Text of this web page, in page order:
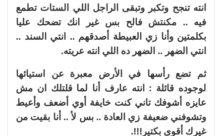
انته تنجح وتكبر وتبقى الراجل اللي الستات تطمع
فيه .. مكنتش فالح بس غير انك تضحك عليا
بكلمتين وأنا زي العبيطة أصدقهم .. انتي السند ..
انتي الضهر .. الضهر ده اللي انته عريته.
ثم تضع رأسها في الأرض معبرة عن استيائها
لوجوده قائلة : انته عارف أنا لما قلتلك ان مش
عايزه أشوفك تاني كنت خايفة أوي أضعف وأعيط
وتشوفني ضعيفة زي العادة .. بس لأ .. أنا بقيت من
غيرك أقوى بكتير!!!.